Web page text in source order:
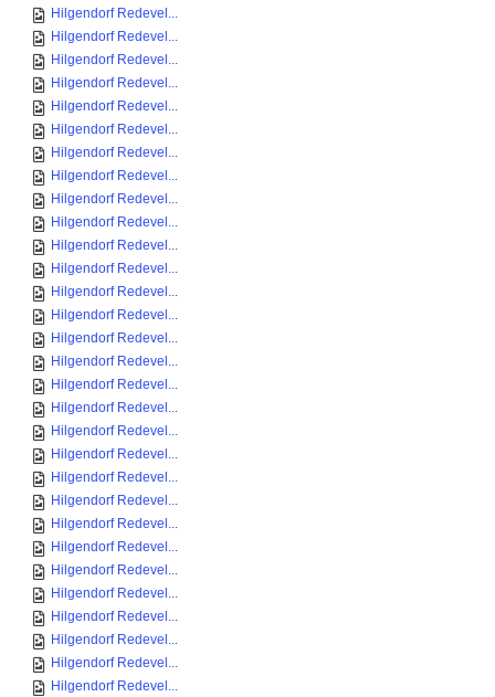
Hilgendorf Redevel...
Hilgendorf Redevel...
Hilgendorf Redevel...
Hilgendorf Redevel...
Hilgendorf Redevel...
Hilgendorf Redevel...
Hilgendorf Redevel...
Hilgendorf Redevel...
Hilgendorf Redevel...
Hilgendorf Redevel...
Hilgendorf Redevel...
Hilgendorf Redevel...
Hilgendorf Redevel...
Hilgendorf Redevel...
Hilgendorf Redevel...
Hilgendorf Redevel...
Hilgendorf Redevel...
Hilgendorf Redevel...
Hilgendorf Redevel...
Hilgendorf Redevel...
Hilgendorf Redevel...
Hilgendorf Redevel...
Hilgendorf Redevel...
Hilgendorf Redevel...
Hilgendorf Redevel...
Hilgendorf Redevel...
Hilgendorf Redevel...
Hilgendorf Redevel...
Hilgendorf Redevel...
Hilgendorf Redevel...